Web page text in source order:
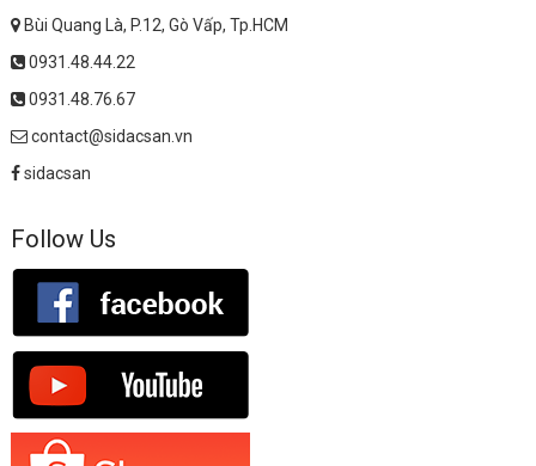
Bùi Quang Là, P.12, Gò Vấp, Tp.HCM
0931.48.44.22
0931.48.76.67
contact@sidacsan.vn
sidacsan
Follow Us